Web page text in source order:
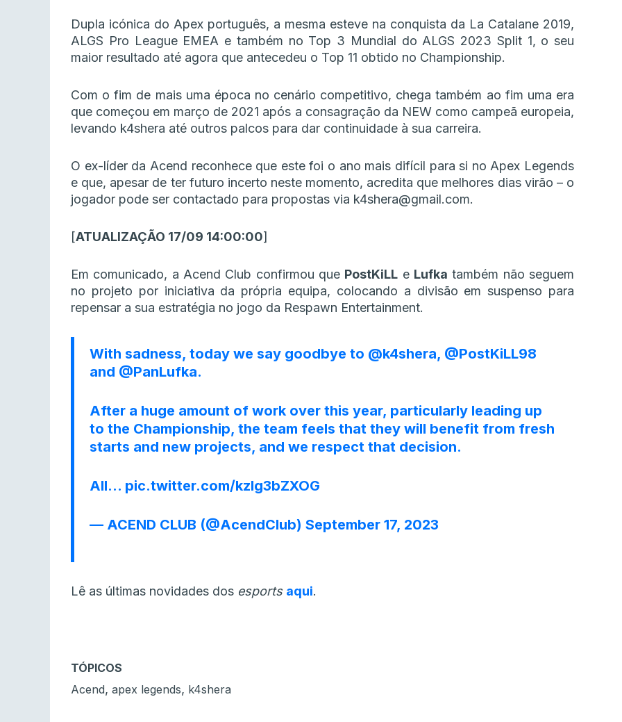
Dupla icónica do Apex português, a mesma esteve na conquista da La Catalane 2019,
ALGS Pro League EMEA e também no Top 3 Mundial do ALGS 2023 Split 1, o seu
maior resultado até agora que antecedeu o Top 11 obtido no Championship.
Com o fim de mais uma época no cenário competitivo, chega também ao fim uma era
que começou em março de 2021 após a consagração da NEW como campeã europeia,
levando k4shera até outros palcos para dar continuidade à sua carreira.
O ex-líder da Acend reconhece que este foi o ano mais difícil para si no Apex Legends
e que, apesar de ter futuro incerto neste momento, acredita que melhores dias virão – o
jogador pode ser contactado para propostas via k4shera@gmail.com.
[ATUALIZAÇÃO 17/09 14:00:00]
Em comunicado, a Acend Club confirmou que PostKiLL e Lufka também não seguem
no projeto por iniciativa da própria equipa, colocando a divisão em suspenso para
repensar a sua estratégia no jogo da Respawn Entertainment.
With sadness, today we say goodbye to @k4shera, @PostKiLL98
and @PanLufka.
After a huge amount of work over this year, particularly leading up
to the Championship, the team feels that they will benefit from fresh
starts and new projects, and we respect that decision.
All… pic.twitter.com/kzIg3bZXOG
— ACEND CLUB (@AcendClub) September 17, 2023
Lê as últimas novidades dos esports aqui.
TÓPICOS
Acend, apex legends, k4shera